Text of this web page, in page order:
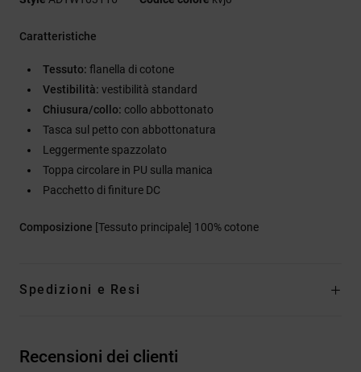
Caratteristiche
Tessuto: flanella di cotone
Vestibilità: vestibilità standard
Chiusura/collo: collo abbottonato
Tasca sul petto con abbottonatura
Leggermente spazzolato
Toppa circolare in PU sulla manica
Pacchetto di finiture DC
Composizione [Tessuto principale] 100% cotone
Spedizioni e Resi
Recensioni dei clienti